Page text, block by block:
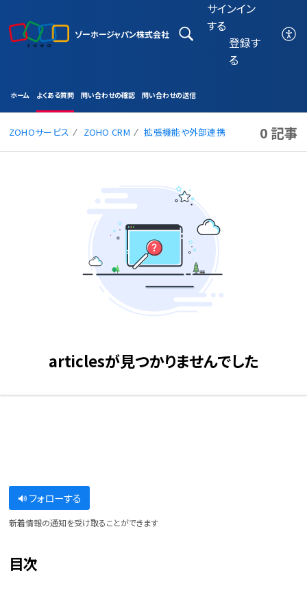
ゾーホージャパン株式会社
サインイン
する
登録す
る
ホーム よくある質問 問い合わせの確認 問い合わせの送信
ZOHOサービス ZOHO CRM 拡張機能や外部連携 0 記事
articlesが見つかりませんでした
フォローする
新着情報の通知を受け取ることができます
目次